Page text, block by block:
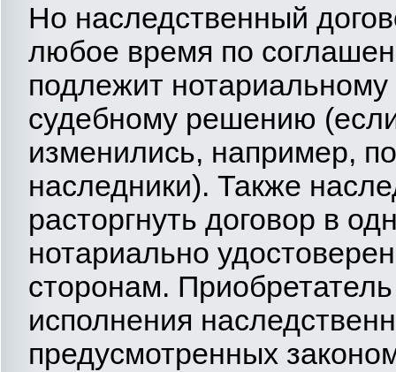
Но наследственный
любое время по
подлежит
судебному решению
изменились, например,
наследники). Также
расторгнуть договор в
нотариально
сторонам.
исполнения
предусмотренных